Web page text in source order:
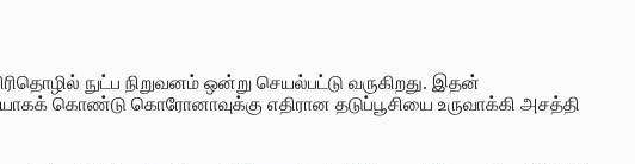
நுட்ப நிறுவனம் ஒன்று செயல்பட்டு வருகிறது. இதன்
கொண்டு கொரோனாவுக்கு எதிரான தடுப்பூசியை உருவாக்கி அசத்தி